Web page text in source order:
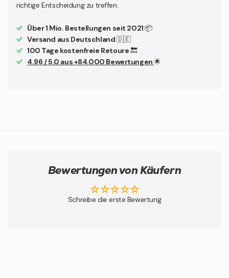
richtige Entscheidung zu treffen.
Über 1 Mio. Bestellungen seit 2021📦
Versand aus Deutschland🇩🇪
100 Tage kostenfreie Retoure🔙
4.96 / 5.0 aus +84.000 Bewertungen🌟
Bewertungen von Käufern
Schreibe die erste Bewertung